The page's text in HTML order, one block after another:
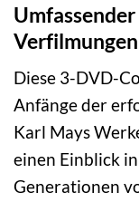
Verfilmungen
Diese 3-DVD-
Anfänge der
Karl Mays
einen Einblick
Generationen